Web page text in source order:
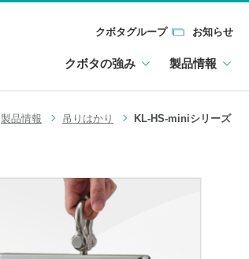
クボタグループ お知らせ
クボタの強み 製品情報
製品情報 吊りはかり KL-HS-miniシリーズ